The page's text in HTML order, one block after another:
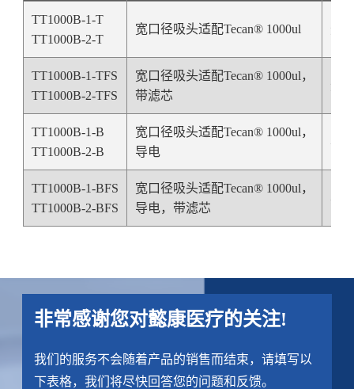
TT1000B-1-T
TT1000B-2-T
宽口径吸头适配Tecan® 1000ul
TT1000B-1-TFS
TT1000B-2-TFS
宽口径吸头适配Tecan® 1000ul，
带滤芯
TT1000B-1-B
TT1000B-2-B
宽口径吸头适配Tecan® 1000ul，
导电
黑
TT1000B-1-BFS
TT1000B-2-BFS
宽口径吸头适配Tecan® 1000ul，
导电，带滤芯
非常感谢您对懿康医疗的关注!
我们的服务不会随着产品的销售而结束，请填写以
下表格，我们将尽快回答您的问题和反馈。